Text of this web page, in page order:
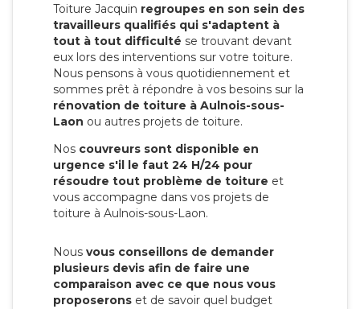
Toiture Jacquin regroupes en son sein des
travailleurs qualifiés qui s'adaptent à
tout à tout difficulté se trouvant devant
eux lors des interventions sur votre toiture.
Nous pensons à vous quotidiennement et
sommes prêt à répondre à vos besoins sur la
rénovation de toiture à Aulnois-sous-
Laon ou autres projets de toiture.
Nos couvreurs sont disponible en
urgence s'il le faut 24 H/24 pour
résoudre tout problème de toiture et
vous accompagne dans vos projets de
toiture à Aulnois-sous-Laon.
Nous vous conseillons de demander
plusieurs devis afin de faire une
comparaison avec ce que nous vous
proposerons et de savoir quel budget